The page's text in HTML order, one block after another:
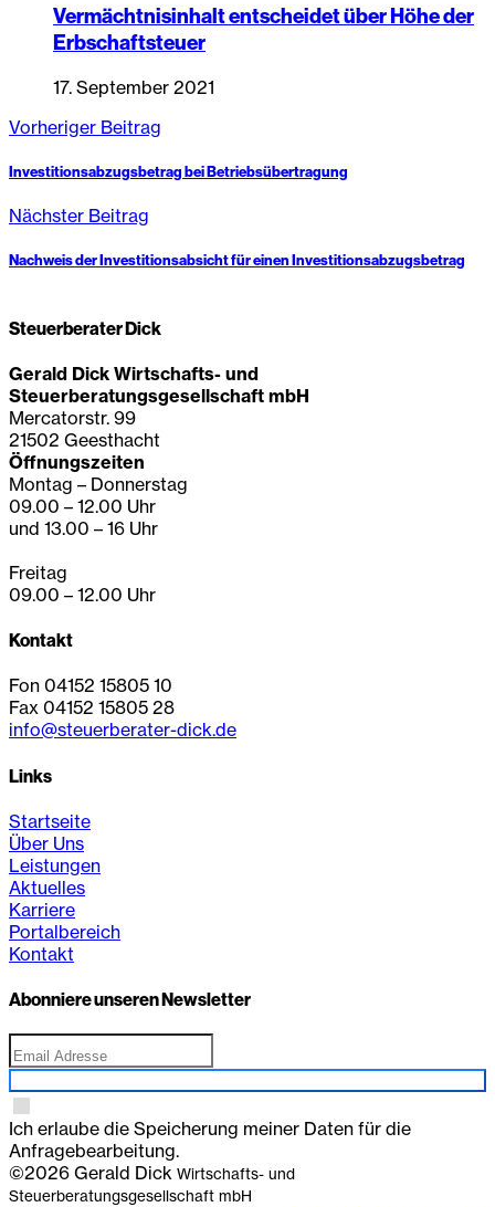
Vermächtnisinhalt entscheidet über Höhe der
Erbschaftsteuer
17. September 2021
Vorheriger Beitrag
Investitionsabzugsbetrag bei Betriebsübertragung
Nächster Beitrag
Nachweis der Investitionsabsicht für einen Investitionsabzugsbetrag
Steuerberater Dick
Gerald Dick Wirtschafts- und
Steuerberatungsgesellschaft mbH
Mercatorstr. 99
21502 Geesthacht
Öffnungszeiten
Montag – Donnerstag
09.00 – 12.00 Uhr
und 13.00 – 16 Uhr
Freitag
09.00 – 12.00 Uhr
Kontakt
Fon 04152 15805 10
Fax 04152 15805 28
info@steuerberater-dick.de
Links
Startseite
Über Uns
Leistungen
Aktuelles
Karriere
Portalbereich
Kontakt
Abonniere unseren Newsletter
Ich erlaube die Speicherung meiner Daten für die
Anfragebearbeitung.
©2026 Gerald Dick Wirtschafts- und
Steuerberatungsgesellschaft mbH